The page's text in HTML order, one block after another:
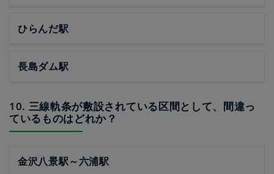
ひらんだ駅
長島ダム駅
10. 三線軌条が敷設されている区間として、間違っ
ているものはどれか？
金沢八景駅～六浦駅